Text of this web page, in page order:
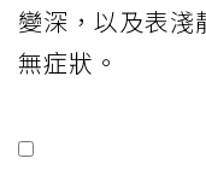
變深，以及表淺
無症狀。